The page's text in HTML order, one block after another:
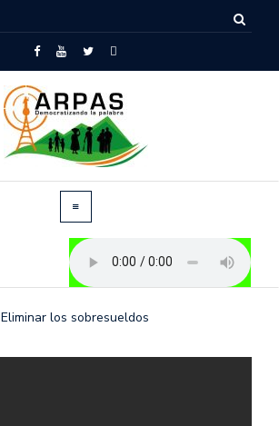
Eliminar los sobresueldos